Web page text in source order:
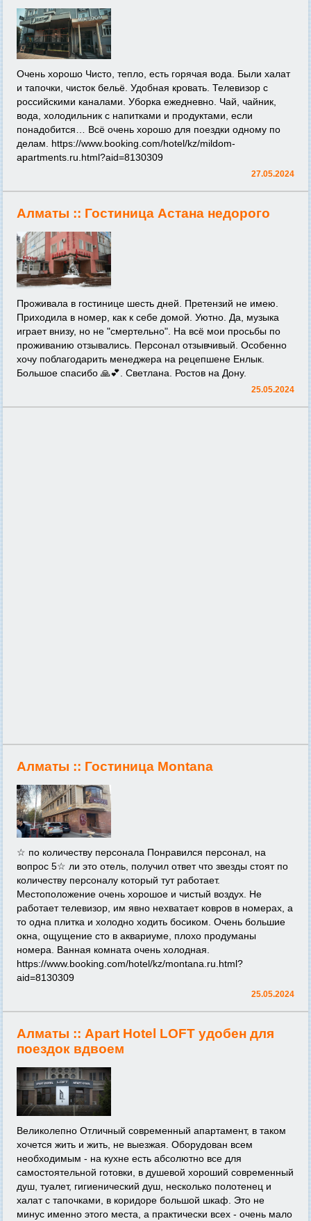
Очень хорошо Чисто, тепло, есть горячая вода. Были халат
и тапочки, чисток бельё. Удобная кровать. Телевизор с
российскими каналами. Уборка ежедневно. Чай, чайник,
вода, холодильник с напитками и продуктами, если
понадобится… Всё очень хорошо для поездки одному по
делам. https://www.booking.com/hotel/kz/mildom-
apartments.ru.html?aid=8130309
27.05.2024
Алматы :: Гостиница Астана недорого
Проживала в гостинице шесть дней. Претензий не имею.
Приходила в номер, как к себе домой. Уютно. Да, музыка
играет внизу, но не "смертельно". На всё мои просьбы по
проживанию отзывались. Персонал отзывчивый. Особенно
хочу поблагодарить менеджера на рецепшене Енлык.
Большое спасибо 🙏💕. Светлана. Ростов на Дону.
25.05.2024
Алматы :: Гостиница Montana
☆ по количеству персонала Понравился персонал, на
вопрос 5☆ ли это отель, получил ответ что звезды стоят по
количеству персоналу который тут работает.
Местоположение очень хорошое и чистый воздух. Не
работает телевизор, им явно нехватает ковров в номерах, а
то одна плитка и холодно ходить босиком. Очень большие
окна, ощущение сто в аквариуме, плохо продуманы
номера. Ванная комната очень холодная.
https://www.booking.com/hotel/kz/montana.ru.html?
aid=8130309
25.05.2024
Алматы :: Apart Hotel LOFT удобен для
поездок вдвоем
Великолепно Отличный современный апартамент, в таком
хочется жить и жить, не выезжая. Оборудован всем
необходимым - на кухне есть абсолютно все для
самостоятельной готовки, в душевой хороший современный
душ, туалет, гигиенический душ, несколько полотенец и
халат с тапочками, в коридоре большой шкаф. Это не
минус именно этого места, а практически всех - очень мало